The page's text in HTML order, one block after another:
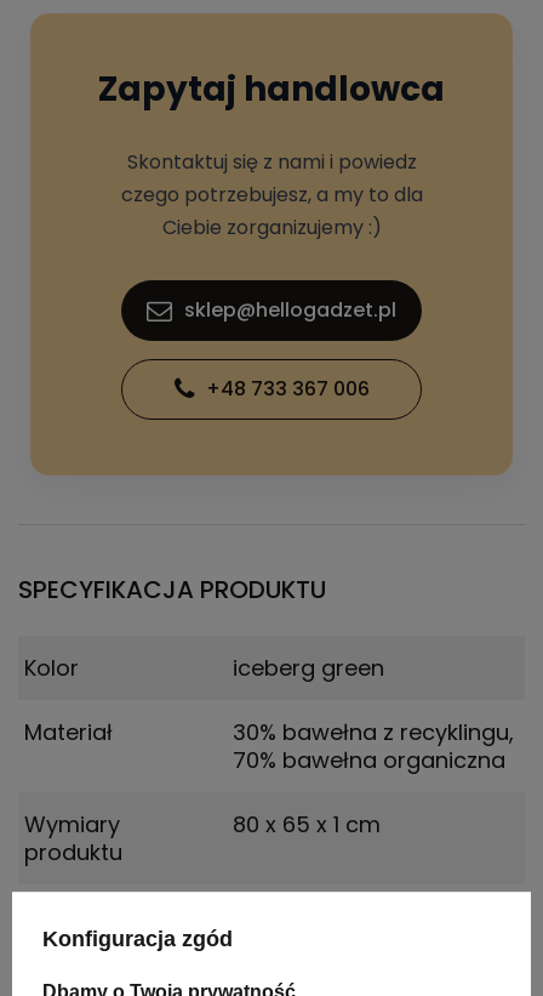
Zapytaj handlowca
Skontaktuj się z nami i powiedz
czego potrzebujesz, a my to dla
Ciebie zorganizujemy :)
sklep@hellogadzet.pl
+48 733 367 006
SPECYFIKACJA PRODUKTU
Kolor iceberg green
Materiał
30% bawełna z recyklingu,
70% bawełna organiczna
Wymiary
produktu
80 x 65 x 1 cm
Konfiguracja zgód
Dbamy o Twoją prywatność